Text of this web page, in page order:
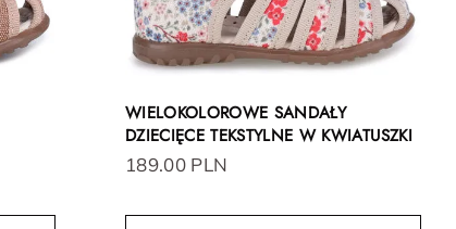
WIELOKOLOROWE SANDAŁY
DZIECIĘCE TEKSTYLNE W KWIATUSZKI
189.00 PLN